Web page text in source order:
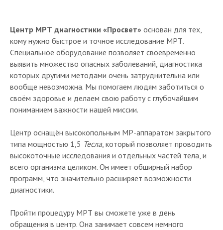
Центр МРТ диагностики «Просвет» основан для тех,
кому нужно быстрое и точное исследование МРТ.
Специальное оборудование позволяет своевременно
выявить множество опасных заболеваний, диагностика
которых другими методами очень затруднительна или
вообще невозможна. Мы помогаем людям заботиться о
своём здоровье и делаем свою работу с глубочайшим
пониманием важности нашей миссии.
Центр оснащён высокопольным МР-аппаратом закрытого
типа мощностью 1,5 Тесла, который позволяет проводить
высокоточные исследования и отдельных частей тела, и
всего организма целиком. Он имеет обширный набор
программ, что значительно расширяет возможности
диагностики.
Пройти процедуру МРТ вы сможете уже в день
обращения в центр. Она занимает совсем немного